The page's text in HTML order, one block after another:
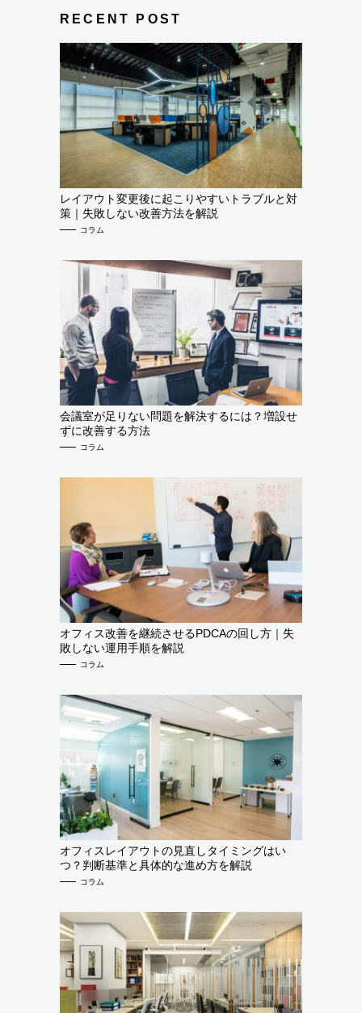
RECENT POST
レイアウト変更後に起こりやすいトラブルと対
策｜失敗しない改善方法を解説
コラム
会議室が足りない問題を解決するには？増設せ
ずに改善する方法
コラム
オフィス改善を継続させるPDCAの回し方｜失
敗しない運用手順を解説
コラム
オフィスレイアウトの見直しタイミングはい
つ？判断基準と具体的な進め方を解説
コラム